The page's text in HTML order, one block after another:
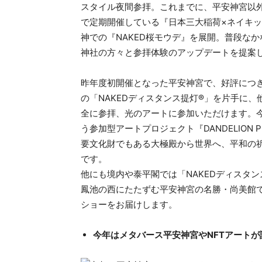
スタイル夜間参拝。これまでに、平安神宮
で定期開催している『日本三大稲荷×ネイキ
神での『NAKED桜モウデ』を展開。普段な
神社の方々と参拝体験のアップデートを提案
昨年度初開催となった平安神宮で、好評に
の「NAKEDディスタンス提灯®︎」を片手に
全に参拝、光のアートに参加いただけます
う参加型アートプロジェクト『DANDELION
要文化財でもある大極殿から世界へ、平和
です。
他にも境内や泰平閣では「NAKEDディスタ
鳳池の西にたたずむ平安神宮の名勝・尚美
ショーをお届けします。
今年はメタバース平安神宮やNFTアートが